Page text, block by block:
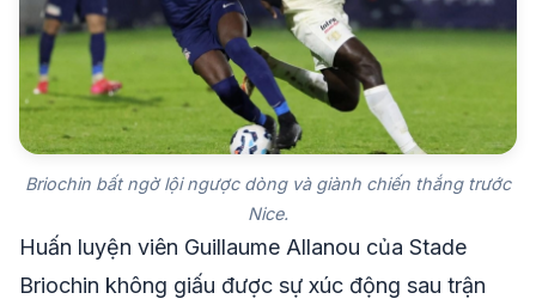
Briochin bất ngờ lội ngược dòng và giành chiến thắng trước
Nice.
Huấn luyện viên Guillaume Allanou của Stade
Briochin không giấu được sự xúc động sau trận